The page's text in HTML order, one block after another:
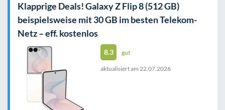
Klapprige Deals! Galaxy Z Flip 8 (512 GB)
beispielsweise mit 30 GB im besten Telekom-
Netz – eff. kostenlos
8.3 gut
aktualisiert am 22.07.2026